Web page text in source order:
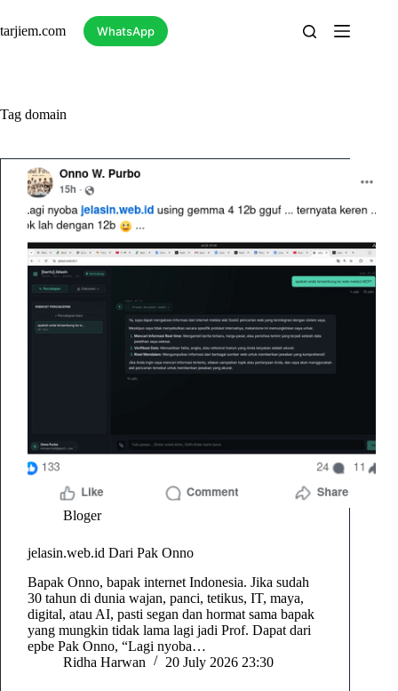
content
tarjiem.com WhatsApp
Tag domain
Bloger
jelasin.web.id Dari Pak Onno
Bapak Onno, bapak internet Indonesia. Jika sudah
30 tahun di dunia wajan, panci, tetikus, IT, maya,
digital, atau AI, pasti segan dan hormat sama bapak
yang mungkin tidak lama lagi jadi Prof. Dapat dari
epbe Pak Onno, “Lagi nyoba…
Ridha Harwan
20 July 2026 23:30